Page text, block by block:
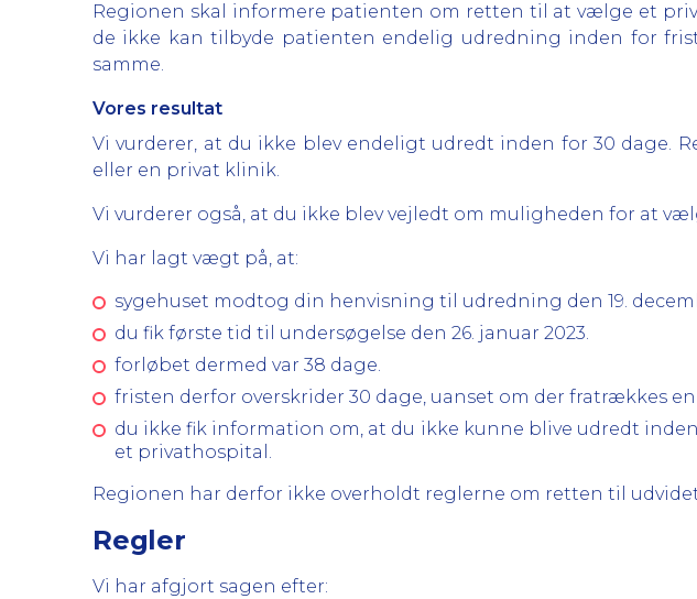
Regionen skal informere patienten om retten til at vælge et
de ikke kan tilbyde patienten endelig udredning inden for
samme.
Vores resultat
Vi vurderer, at du ikke blev endeligt udredt inden for 30 dage.
eller en privat klinik.
Vi vurderer også, at du ikke blev vejledt om muligheden for at
Vi har lagt vægt på, at:
sygehuset modtog din henvisning til udredning den 19.
du fik første tid til undersøgelse den 26. januar 2023.
forløbet dermed var 38 dage.
fristen derfor overskrider 30 dage, uanset om der fratrækkes
du ikke fik information om, at du ikke kunne blive udredt
et privathospital.
Regionen har derfor ikke overholdt reglerne om retten til
Regler
Vi har afgjort sagen efter: